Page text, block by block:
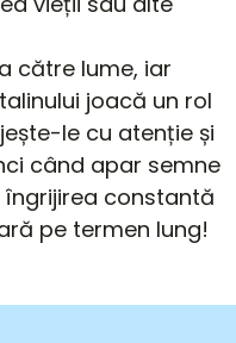
către lume, iar
joacă un rol
le cu atenție și
când apar semne
îngrijirea constantă
pe termen lung!